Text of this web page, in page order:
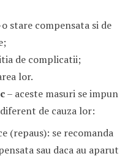
stare compensata si de
de complicatii;
lor.
– aceste masuri se impun
de cauza lor:
(repaus): se recomanda
sau daca au aparut